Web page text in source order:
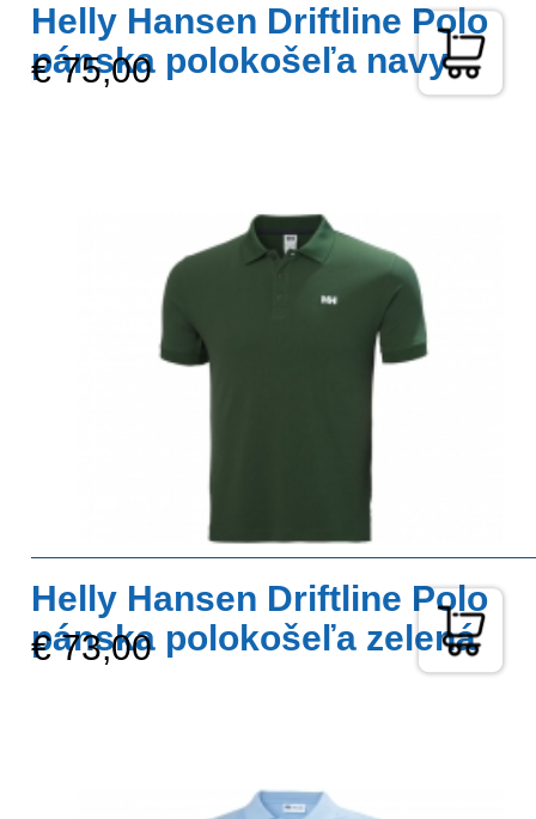
Helly Hansen Driftline Polo
pánska polokošeľa navy
€ 75,00
Helly Hansen Driftline Polo
pánska polokošeľa zelená
€ 73,00